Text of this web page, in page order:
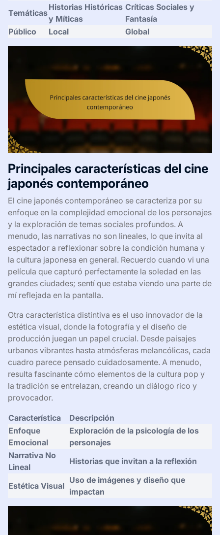
Temáticas
Historias Históricas
y Míticas
Críticas Sociales y
Fantasía
Público
Local Global
Principales características del cine
japonés contemporáneo
El cine japonés contemporáneo se caracteriza por su
enfoque en la complejidad emocional de los personajes
y la exploración de temas sociales profundos. A
menudo, las narrativas no son lineales, lo que invita al
espectador a reflexionar sobre la condición humana y
la cultura japonesa en general. Recuerdo cuando vi una
película que capturó perfectamente la soledad en las
grandes ciudades; sentí que estaba viendo una parte de
mí reflejada en la pantalla.
Otra característica distintiva es el uso innovador de la
estética visual, donde la fotografía y el diseño de
producción juegan un papel crucial. Desde paisajes
urbanos vibrantes hasta atmósferas melancólicas, cada
cuadro parece pensado cuidadosamente. A menudo,
resulta fascinante cómo elementos de la cultura pop y
la tradición se entrelazan, creando un diálogo rico y
provocador.
Característica
Descripción
Enfoque
Emocional
Exploración de la psicología de los
personajes
Narrativa No
Lineal
Historias que invitan a la reflexión
Estética Visual
Uso de imágenes y diseño que
impactan